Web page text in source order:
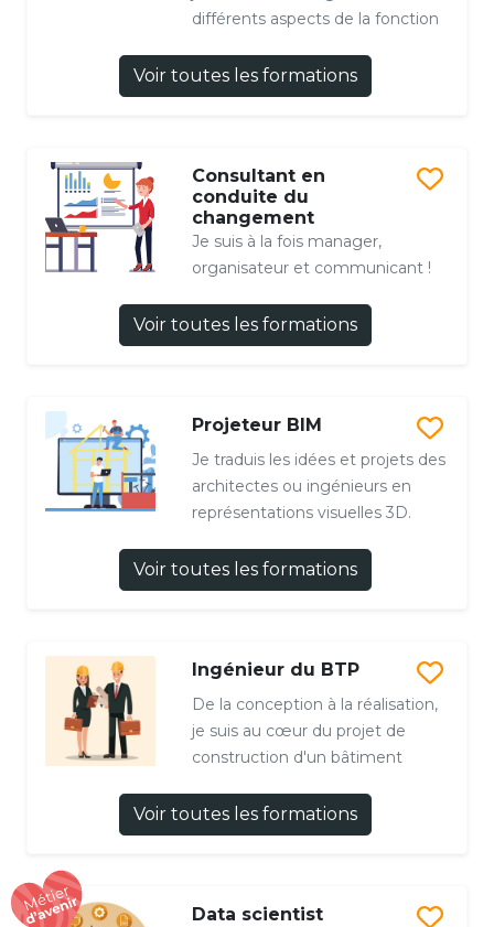
différents aspects de la fonction
Voir toutes les formations
Consultant en
conduite du
changement
Je suis à la fois manager,
organisateur et communicant !
Voir toutes les formations
Projeteur BIM
Je traduis les idées et projets des
architectes ou ingénieurs en
représentations visuelles 3D.
Voir toutes les formations
Ingénieur du BTP
De la conception à la réalisation,
je suis au cœur du projet de
construction d'un bâtiment
Voir toutes les formations
Data scientist